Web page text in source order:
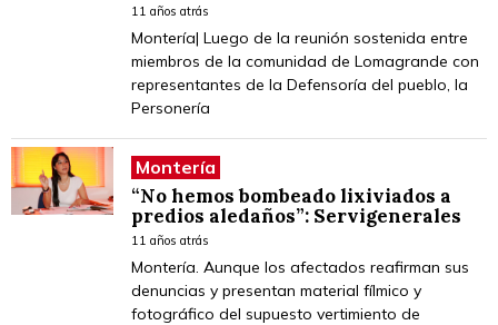
11 años atrás
Montería| Luego de la reunión sostenida entre
miembros de la comunidad de Lomagrande con
representantes de la Defensoría del pueblo, la
Personería
Montería
“No hemos bombeado lixiviados a
predios aledaños”: Servigenerales
11 años atrás
Montería. Aunque los afectados reafirman sus
denuncias y presentan material fílmico y
fotográfico del supuesto vertimiento de